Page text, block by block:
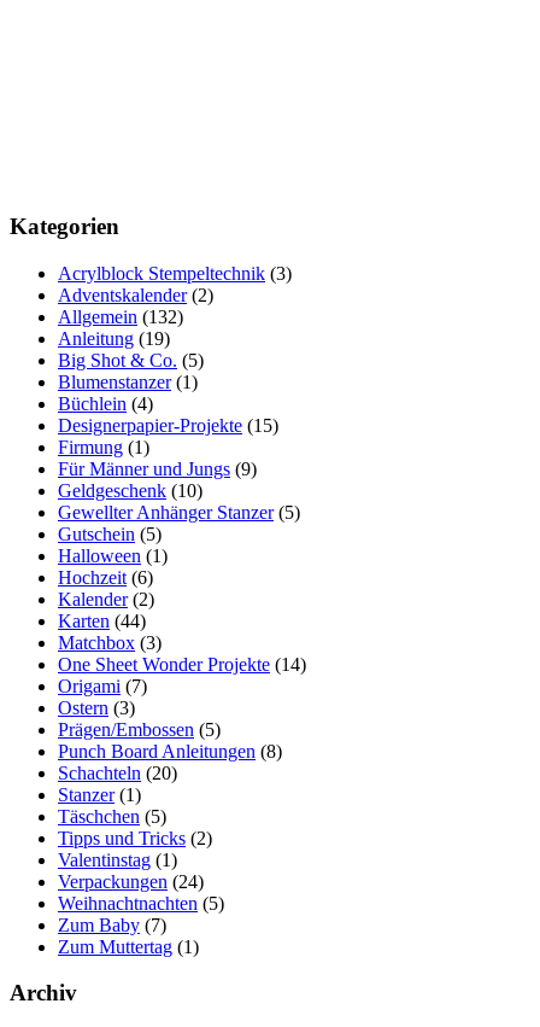
Kategorien
Acrylblock Stempeltechnik (3)
Adventskalender(2)
Allgemein (132)
Anleitung (19)
Big Shot & Co. (5)
Blumenstanzer(1)
Büchlein (4)
Designerpapier-Projekte (15)
Firmung (1)
Für Männer und Jungs (9)
Geldgeschenk (10)
Gewellter Anhänger Stanzer(5)
Gutschein (5)
Halloween (1)
Hochzeit (6)
Kalender(2)
Karten (44)
Matchbox (3)
One Sheet Wonder Projekte (14)
Origami (7)
Ostern (3)
Prägen/Embossen (5)
Punch Board Anleitungen (8)
Schachteln (20)
Stanzer(1)
Täschchen (5)
Tipps und Tricks (2)
Valentinstag (1)
Verpackungen (24)
Weihnachtnachten (5)
Zum Baby (7)
Zum Muttertag (1)
Archiv